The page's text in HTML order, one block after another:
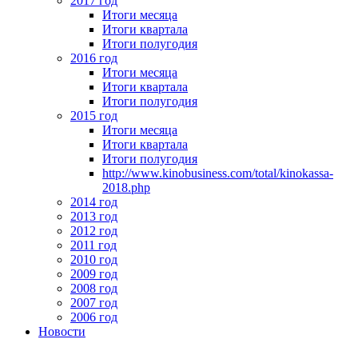
Итоги месяца
Итоги квартала
Итоги полугодия
2016 год
Итоги месяца
Итоги квартала
Итоги полугодия
2015 год
Итоги месяца
Итоги квартала
Итоги полугодия
http://www.kinobusiness.com/total/kinokassa-
2018.php
2014 год
2013 год
2012 год
2011 год
2010 год
2009 год
2008 год
2007 год
2006 год
Новости